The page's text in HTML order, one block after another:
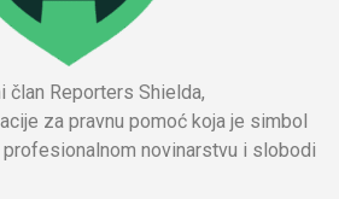
član Reporters Shielda,
za pravnu pomoć koja je simbol
novinarstvu i slobodi